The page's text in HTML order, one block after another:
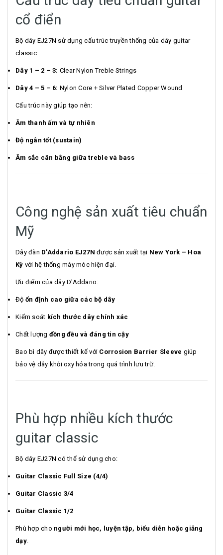
cổ điển
Bộ dây EJ27N sử dụng cấu trúc truyền thống của dây guitar
classic:
Dây 1 – 2 – 3: Clear Nylon Treble Strings
Dây 4 – 5 – 6: Nylon Core + Silver Plated Copper Wound
Cấu trúc này giúp tạo nên:
Âm thanh ấm và tự nhiên
Độ ngân tốt (sustain)
Âm sắc cân bằng giữa treble và bass
Công nghệ sản xuất tiêu chuẩn
Mỹ
Dây đàn D'Addario EJ27N được sản xuất tại New York – Hoa
Kỳ với hệ thống máy móc hiện đại.
Ưu điểm của dây D'Addario:
Độ ổn định cao giữa các bộ dây
Kiểm soát kích thước dây chính xác
Chất lượng đồng đều và đáng tin cậy
Bao bì dây được thiết kế với Corrosion Barrier Sleeve giúp
bảo vệ dây khỏi oxy hóa trong quá trình lưu trữ.
Phù hợp nhiều kích thước
guitar classic
Bộ dây EJ27N có thể sử dụng cho:
Guitar Classic Full Size (4/4)
Guitar Classic 3/4
Guitar Classic 1/2
Phù hợp cho người mới học, luyện tập, biểu diễn hoặc giảng
dạy.